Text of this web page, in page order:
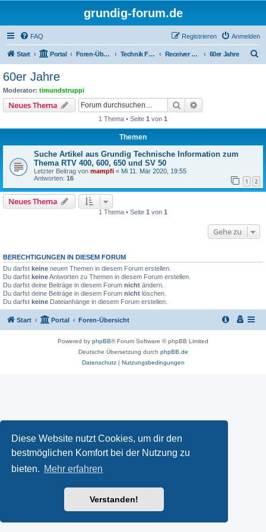
Diese Website nutzt Cookies, um dir den
bestmöglichen Komfort bei der Nutzung zu
bieten. Mehr erfahren
Verstanden!
grundig-forum.de
FAQ Anmelden
Registrieren
Start Portal Foren-Übersicht Technik Foren Receiver Kompaktanlagen 60er Jahre
60er Jahre
Moderator: timundstruppi
Neues Thema Suche
1 Thema • Seite 1 von 1
Themen
Suche Artikel aus Grundig Technische Information zum
Thema RTV 400, 600, 650 und SV 50
Letzter Beitrag von mampfi « Mi 11. Mär 2020, 19:55
Antworten: 16 1 2
Neues Thema
1 Thema • Seite 1 von 1
Gehe zu
BERECHTIGUNGEN IN DIESEM FORUM
Du darfst keine neuen Themen in diesem Forum erstellen.
Du darfst keineAntworten zu Themen in diesem Forum erstellen.
Du darfst deine Beiträge in diesem Forum nicht ändern.
Du darfst deine Beiträge in diesem Forum nicht löschen.
Du darfst keine Dateianhänge in diesem Forum erstellen.
Start Portal Foren-Übersicht
Powered by phpBB® Forum Software © phpBB Limited
Deutsche Übersetzung durch phpBB.de
Datenschutz| Nutzungsbedingungen